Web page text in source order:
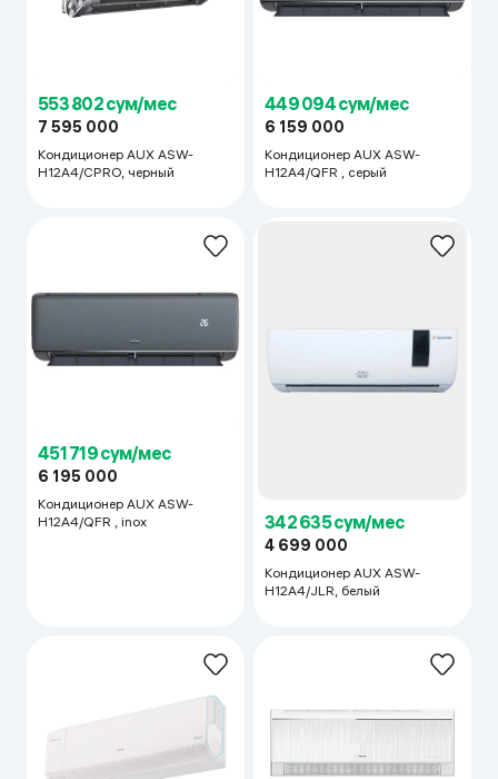
553 802 сум/мес
7 595 000
Кондиционер AUX ASW-
H12A4/CPRO, черный
449 094 сум/мес
6 159 000
Кондиционер AUX ASW-
H12A4/QFR , серый
451 719 сум/мес
6 195 000
Кондиционер AUX ASW-
H12A4/QFR , inox
342 635 сум/мес
4 699 000
Кондиционер AUX ASW-
H12A4/JLR, белый